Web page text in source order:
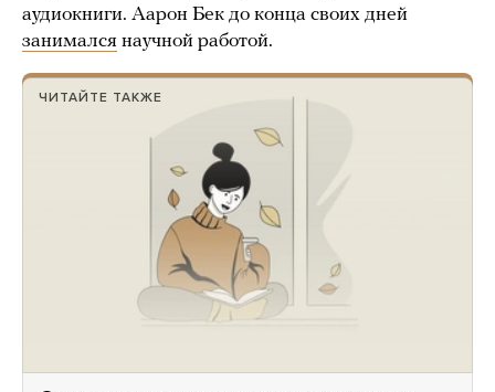
аудиокниги. Аарон Бек до конца своих дней
занимался научной работой.
ЧИТАЙТЕ ТАКЖЕ